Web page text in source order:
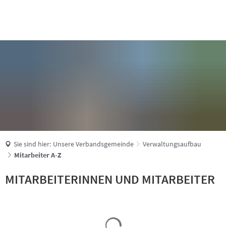
Sie sind hier: Unsere Verbandsgemeinde
Verwaltungsaufbau
Mitarbeiter A-Z
MITARBEITERINNEN UND MITARBEITER